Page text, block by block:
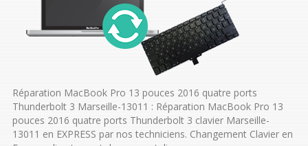
Réparation MacBook Pro 13 pouces 2016 quatre ports
Thunderbolt 3 Marseille-13011 : Réparation MacBook Pro 13
pouces 2016 quatre ports Thunderbolt 3 clavier Marseille-
13011 en EXPRESS par nos techniciens. Changement Clavier en